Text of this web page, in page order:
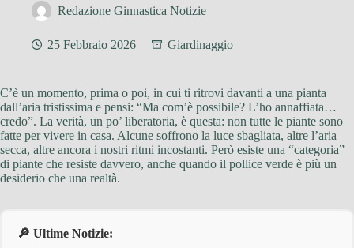
Redazione Ginnastica Notizie
25 Febbraio 2026 Giardinaggio
C’è un momento, prima o poi, in cui ti ritrovi davanti a una pianta
dall’aria tristissima e pensi: “Ma com’è possibile? L’ho annaffiata…
credo”. La verità, un po’ liberatoria, è questa: non tutte le piante sono
fatte per vivere in casa. Alcune soffrono la luce sbagliata, altre l’aria
secca, altre ancora i nostri ritmi incostanti. Però esiste una “categoria”
di piante che resiste davvero, anche quando il pollice verde è più un
desiderio che una realtà.
🔎 Ultime Notizie: